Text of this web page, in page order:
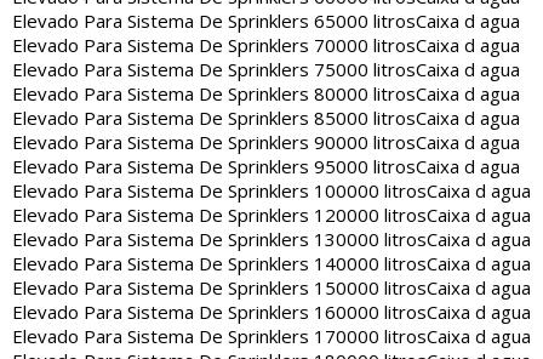
Elevado Para Sistema De Sprinklers 65000 litrosCaixa d agua
Elevado Para Sistema De Sprinklers 70000 litrosCaixa d agua
Elevado Para Sistema De Sprinklers 75000 litrosCaixa d agua
Elevado Para Sistema De Sprinklers 80000 litrosCaixa d agua
Elevado Para Sistema De Sprinklers 85000 litrosCaixa d agua
Elevado Para Sistema De Sprinklers 90000 litrosCaixa d agua
Elevado Para Sistema De Sprinklers 95000 litrosCaixa d agua
Elevado Para Sistema De Sprinklers 100000 litrosCaixa d agua
Elevado Para Sistema De Sprinklers 120000 litrosCaixa d agua
Elevado Para Sistema De Sprinklers 130000 litrosCaixa d agua
Elevado Para Sistema De Sprinklers 140000 litrosCaixa d agua
Elevado Para Sistema De Sprinklers 150000 litrosCaixa d agua
Elevado Para Sistema De Sprinklers 160000 litrosCaixa d agua
Elevado Para Sistema De Sprinklers 170000 litrosCaixa d agua